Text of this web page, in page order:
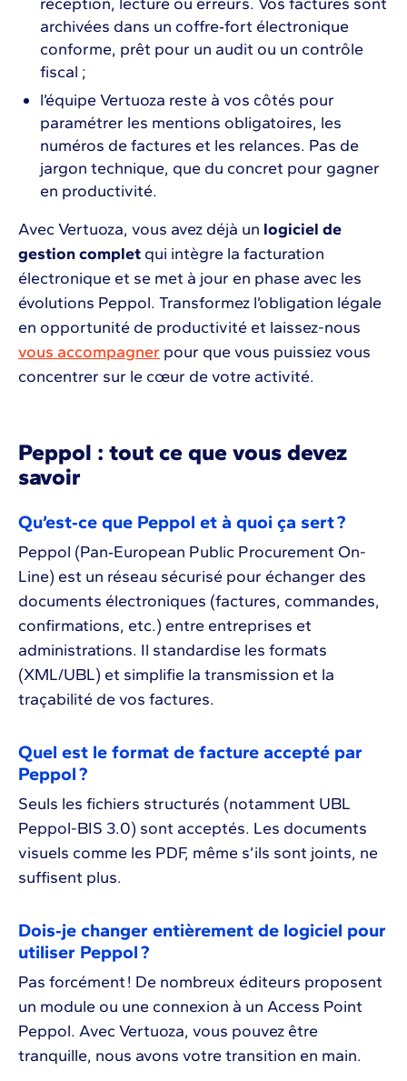
archivées dans un coffre‑fort électronique
conforme, prêt pour un audit ou un contrôle
fiscal ;
l’équipe Vertuoza reste à vos côtés pour
paramétrer les mentions obligatoires, les
numéros de factures et les relances. Pas de
jargon technique, que du concret pour gagner
en productivité.
Avec Vertuoza, vous avez déjà un logiciel de
gestion complet qui intègre la facturation
électronique et se met à jour en phase avec les
évolutions Peppol. Transformez l’obligation légale
en opportunité de productivité et laissez-nous
vous accompagner pour que vous puissiez vous
concentrer sur le cœur de votre activité.
Peppol : tout ce que vous devez
savoir
Qu’est‑ce que Peppol et à quoi ça sert ?
Peppol (Pan‑European Public Procurement On-
Line) est un réseau sécurisé pour échanger des
documents électroniques (factures, commandes,
confirmations, etc.) entre entreprises et
administrations. Il standardise les formats
(XML/UBL) et simplifie la transmission et la
traçabilité de vos factures.
Quel est le format de facture accepté par
Peppol ?
Seuls les fichiers structurés (notamment UBL
Peppol-BIS 3.0) sont acceptés. Les documents
visuels comme les PDF, même s’ils sont joints, ne
suffisent plus.
Dois‑je changer entièrement de logiciel pour
utiliser Peppol ?
Pas forcément ! De nombreux éditeurs proposent
un module ou une connexion à un Access Point
Peppol. Avec Vertuoza, vous pouvez être
tranquille, nous avons votre transition en main.